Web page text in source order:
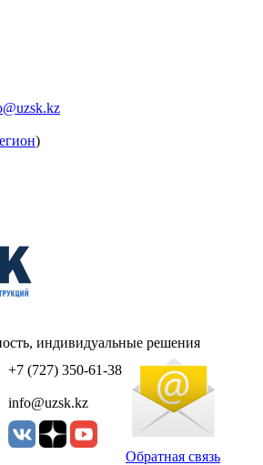
)
индивидуальные решения
+7 (727) 350-61-38
info@uzsk.kz
Обратная связь